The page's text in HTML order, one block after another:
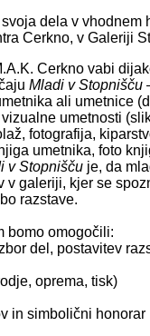
dela v vhodnem
Cerkno, v Galeriji
Cerkno vabi
Mladi v Stopnišču
ali umetnice
umetnosti
fotografija,
umetnika, foto
v Stopnišču je, da
v galeriji, kjer se
razstave.
bomo omogočili:
del, postavitev
oprema, tisk)
in simbolični honorar